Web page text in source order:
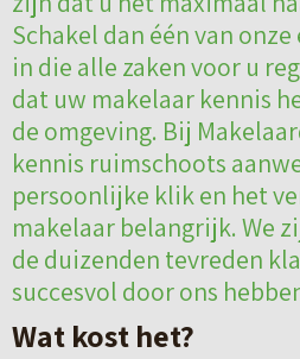
Schakel dan één van
in die alle zaken voor u
dat uw makelaar kennis
de omgeving. Bij
kennis ruimschoots
persoonlijke klik en het
makelaar belangrijk. We
de duizenden tevreden
succesvol door ons
Wat kost het?